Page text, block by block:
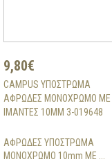
9,80€
CAMPUS ΥΠΌΣΤΡΩΜΑ
ΑΦΡΏΔΕΣ ΜΟΝΌΧΡΩΜΟ ΜΕ
ΙΜΆΝΤΕΣ 10MM 3-019648
ΑΦΡΩΔΕΣ ΥΠΟΣΤΡΩΜΑ
ΜΟΝΟΧΡΩΜΟ 10mm ΜΕ ...